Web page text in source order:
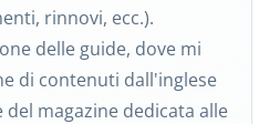
rinnovi, ecc.).
delle guide, dove mi
di contenuti dall'inglese
magazine dedicata alle